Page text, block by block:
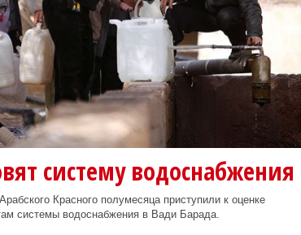
систему водоснабжения
Красного полумесяца приступили к оценке
системы водоснабжения в Вади Барада.